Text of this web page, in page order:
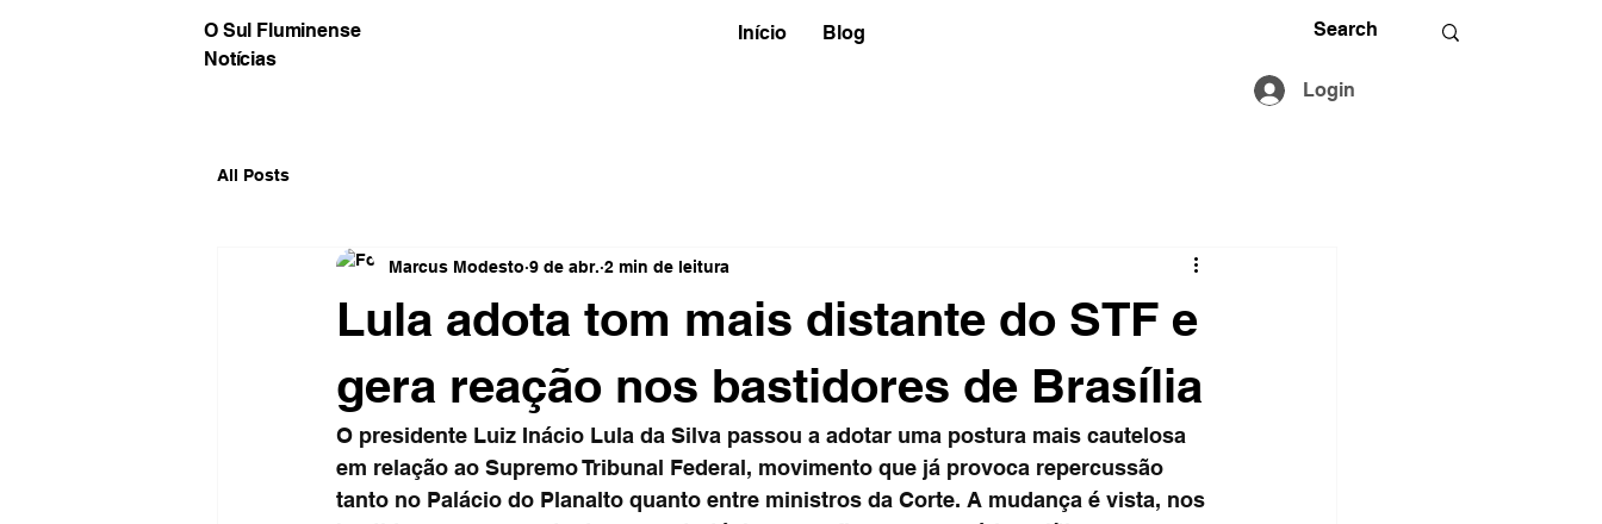
O Sul Fluminense
Notícias
Início Blog
Login
All Posts
Lula adota tom mais distante do STF e
gera reação nos bastidores de Brasília
Marcus Modesto 9 de abr. 2 min de leitura
O presidente Luiz Inácio Lula da Silva passou a adotar uma postura mais cautelosa
em relação ao Supremo Tribunal Federal, movimento que já provoca repercussão
tanto no Palácio do Planalto quanto entre ministros da Corte. A mudança é vista, nos